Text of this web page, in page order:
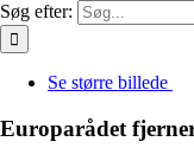
Søg efter:
Se større billede
Europarådet